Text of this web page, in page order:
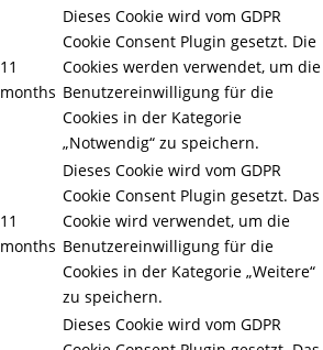
11
months
Dieses Cookie wird vom GDPR
Cookie Consent Plugin gesetzt. Die
Cookies werden verwendet, um die
Benutzereinwilligung für die
Cookies in der Kategorie
„Notwendig“ zu speichern.
11
months
Dieses Cookie wird vom GDPR
Cookie Consent Plugin gesetzt. Das
Cookie wird verwendet, um die
Benutzereinwilligung für die
Cookies in der Kategorie „Weitere“
zu speichern.
Dieses Cookie wird vom GDPR